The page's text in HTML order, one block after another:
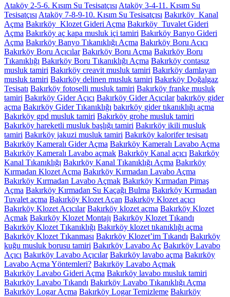
Ataköy 2-5-6. Kısım Su Tesisatçısı Ataköy 3-4-11. Kısım Su
Tesisatçısı Ataköy 7-8-9-10. Kısım Su Tesisatçısı Bakırköy Kanal
Açma Bakırköy Klozet Gideri Açma Bakırköy Tuvalet Gideri
Açma Bakırköy aç kapa musluk içi tamiri Bakırköy Banyo Gideri
Açma Bakırköy Banyo Tıkanıklığı Açma Bakırköy Boru Açıcı
Bakırköy Boru Açıcılar Bakırköy Boru Açma Bakırköy Boru
Tıkanıklığı Bakırköy Boru Tıkanıklığı Açma Bakırköy contasız
musluk tamiri Bakırköy creavit musluk tamiri Bakırköy damlayan
musluk tamiri Bakırköy delinen musluk tamiri Bakırköy Doğalgaz
Tesisatı Bakırköy fotoselli musluk tamiri Bakırköy franke musluk
tamiri Bakırköy Gider Açıcı Bakırköy Gider Açıcılar bakırköy gider
açma Bakırköy Gider Tıkanıklığı bakırköy gider tıkanıklığı açma
Bakırköy gpd musluk tamiri Bakırköy grohe musluk tamiri
Bakırköy hareketli musluk başlığı tamiri Bakırköy ikili musluk
tamiri Bakırköy jakuzi musluk tamiri Bakırköy kalorifer tesisatı
Bakırköy Kameralı Gider Açma Bakırköy Kameralı Lavabo Açma
Bakırköy Kameralı Lavabo açmak Bakırköy Kanal açıcı Bakırköy
Kanal Tıkanıklığı Bakırköy Kanal Tıkanıklığı Açma Bakırköy
Kırmadan Klozet Açma Bakırköy Kırmadan Lavabo Açma
Bakırköy Kırmadan Lavabo Açmak Bakırköy Kırmadan Pimaş
Açma Bakırköy Kırmadan Su Kaçağı Bulma Bakırköy Kırmadan
Tuvalet açma Bakırköy Klozet Açan Bakırköy Klozet açıcı
Bakırköy Klozet Açıcılar Bakırköy klozet açma Bakırköy Klozet
Açmak Bakırköy Klozet Montajı Bakırköy Klozet Tıkandı
Bakırköy Klozet Tıkanıklığı Bakırköy klozet tıkanıklığı açma
Bakırköy Klozet Tıkanması Bakırköy Klozet’im Tıkandı Bakırköy
kuğu musluk borusu tamiri Bakırköy Lavabo Aç Bakırköy Lavabo
Açıcı Bakırköy Lavabo Açıcılar Bakırköy lavabo açma Bakırköy
Lavabo Açma Yöntemleri? Bakırköy Lavabo Açmak
Bakırköy Lavabo Gideri Açma Bakırköy lavabo musluk tamiri
Bakırköy Lavabo Tıkandı Bakırköy Lavabo Tıkanıklığı Açma
Bakırköy Logar Açma Bakırköy Logar Temizleme Bakırköy